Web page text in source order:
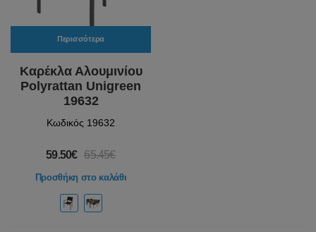
Περισσότερα
Καρέκλα Αλουμινίου
Polyrattan Unigreen
19632
Κωδικός 19632
59.50€ 65.45€
Προσθήκη στο καλάθι